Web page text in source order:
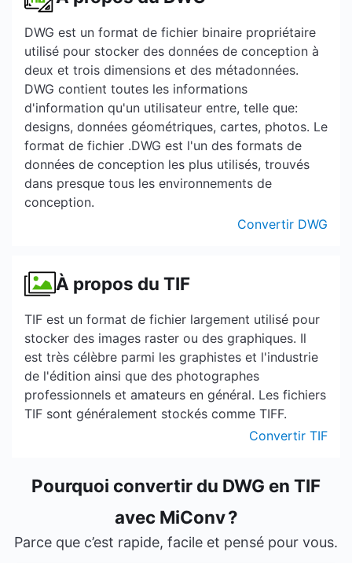
DWG est un format de fichier binaire propriétaire
utilisé pour stocker des données de conception à
deux et trois dimensions et des métadonnées.
DWG contient toutes les informations
d'information qu'un utilisateur entre, telle que:
designs, données géométriques, cartes, photos. Le
format de fichier .DWG est l'un des formats de
données de conception les plus utilisés, trouvés
dans presque tous les environnements de
conception.
Convertir DWG
À propos du TIF
TIF est un format de fichier largement utilisé pour
stocker des images raster ou des graphiques. Il
est très célèbre parmi les graphistes et l'industrie
de l'édition ainsi que des photographes
professionnels et amateurs en général. Les fichiers
TIF sont généralement stockés comme TIFF.
Convertir TIF
Pourquoi convertir du DWG en TIF
avec MiConv ?
Parce que c’est rapide, facile et pensé pour vous.